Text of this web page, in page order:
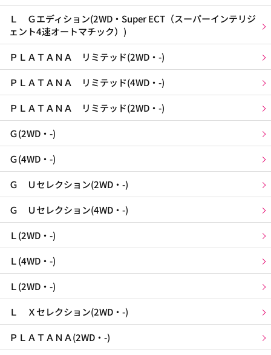
Ｌ Ｇエディション(2WD・Super ECT（スーパーインテリジ
ェント4速オートマチック）)
ＰＬＡＴＡＮＡ リミテッド(2WD・-)
ＰＬＡＴＡＮＡ リミテッド(4WD・-)
ＰＬＡＴＡＮＡ リミテッド(2WD・-)
Ｇ(2WD・-)
Ｇ(4WD・-)
Ｇ Ｕセレクション(2WD・-)
Ｇ Ｕセレクション(4WD・-)
Ｌ(2WD・-)
Ｌ(4WD・-)
Ｌ(2WD・-)
Ｌ Ｘセレクション(2WD・-)
ＰＬＡＴＡＮＡ(2WD・-)